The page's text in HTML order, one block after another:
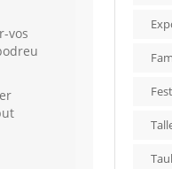
vos